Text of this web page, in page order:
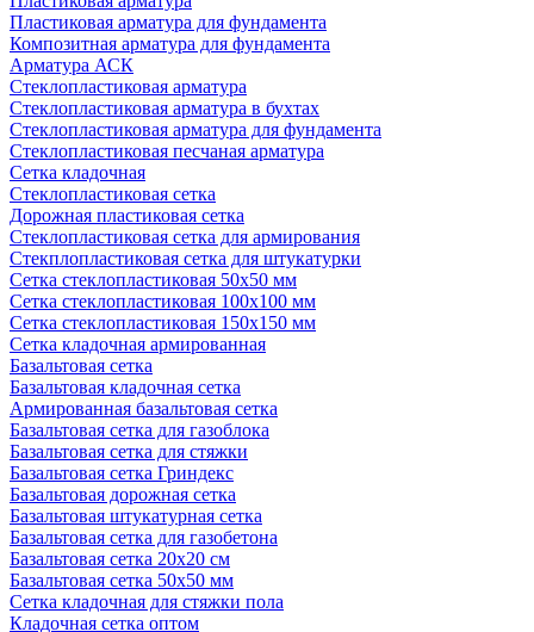
Пластиковая арматура для фундамента
Композитная арматура для фундамента
Арматура АСК
Cтеклопластиковая арматура
Стеклопластиковая арматура в бухтах
Стеклопластиковая арматура для фундамента
Стеклопластиковая песчаная арматура
Сетка кладочная
Стеклопластиковая сетка
Дорожная пластиковая сетка
Стеклопластиковая сетка для армирования
Стекплопластиковая сетка для штукатурки
Сетка стеклопластиковая 50x50 мм
Сетка стеклопластиковая 100x100 мм
Сетка стеклопластиковая 150x150 мм
Сетка кладочная армированная
Базальтовая сетка
Базальтовая кладочная сетка
Армированная базальтовая сетка
Базальтовая сетка для газоблока
Базальтовая сетка для стяжки
Базальтовая сетка Гриндекс
Базальтовая дорожная сетка
Базальтовая штукатурная сетка
Базальтовая сетка для газобетона
Базальтовая сетка 20x20 см
Базальтовая сетка 50x50 мм
Сетка кладочная для стяжки пола
Кладочная сетка оптом